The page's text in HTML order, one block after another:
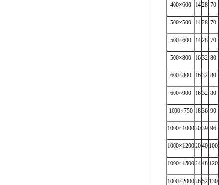
400×600 1428 70
500×500 1428 70
500×600 1428 70
500×800 1632 80
600×800 1632 80
600×900 1632 80
1000×750 1836 90
1000×10002039 96
1000×12002040 100
1000×15002448 120
1000×20002652 130